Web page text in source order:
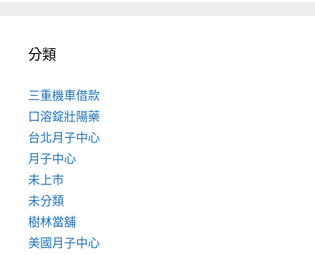
分類
三重機車借款
口溶錠壯陽藥
台北月子中心
月子中心
未上市
未分類
樹林當舖
美國月子中心